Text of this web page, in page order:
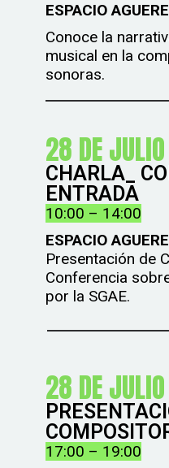
ESPACIO AGUERE
Conoce la
musical en la
sonoras.
28 DE
CHARLA_
ENTRADA
10:00 – 14:00
ESPACIO AGUERE
Presentación de
Conferencia
por la SGAE.
28 DE
17:00 – 19:00